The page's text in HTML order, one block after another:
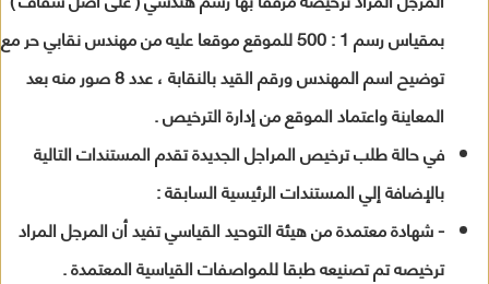
بمقياس رسم 1 : 500 للموقع موقعا عليه من مهندس نقابي حر مع
توضيح اسم المهندس ورقم القيد بالنقابة ، عدد 8 صور منه بعد
المعاينة واعتماد الموقع من إدارة الترخيص .
في حالة طلب ترخيص المراجل الجديدة تقدم المستندات التالية
بالإضافة إلي المستندات الرئيسية السابقة :
- شهادة معتمدة من هيئة التوحيد القياسي تفيد أن المرجل المراد
ترخيصه تم تصنيعه طبقا للمواصفات القياسية المعتمدة .